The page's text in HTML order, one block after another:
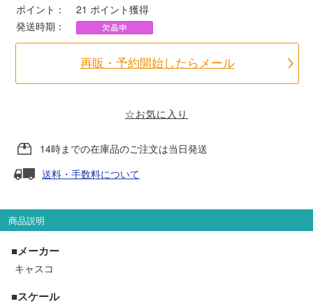
ポポンデッタ
さんけい
セール品・キャンペーン
セール商品
ポイント：
21 ポイント獲得
発送時期：
再販・予約開始したらメール
☆お気に入り
14時までの在庫品のご注文は当日発送
送料・手数料について
商品説明
■メーカー
キャスコ
■スケール